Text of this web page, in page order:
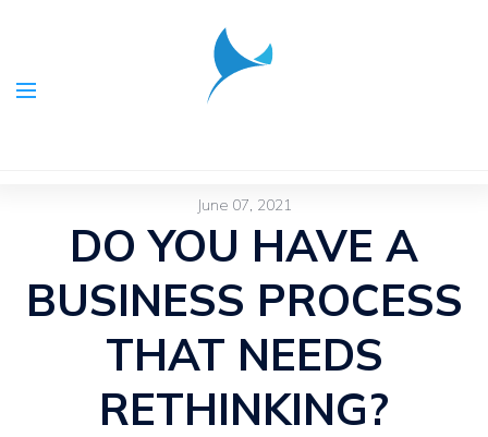
June 07, 2021
DO YOU HAVE A
BUSINESS PROCESS
THAT NEEDS
RETHINKING?